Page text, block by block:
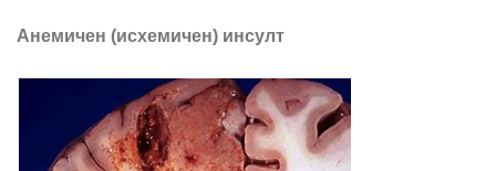
Анемичен (исхемичен) инсулт